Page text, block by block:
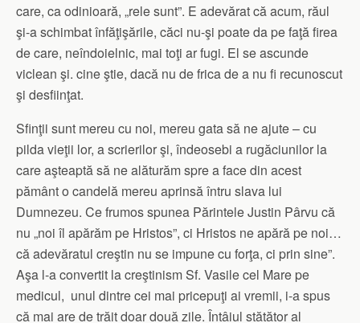
care, ca odinioară, „rele sunt”. E adevărat că acum, răul
şi-a schimbat înfăţişările, căci nu-şi poate da pe faţă firea
de care, neîndoielnic, mai toţi ar fugi. El se ascunde
viclean şi. cine ştie, dacă nu de frica de a nu fi recunoscut
şi desfiinţat.
Sfinţii sunt mereu cu noi, mereu gata să ne ajute – cu
pilda vieţii lor, a scrierilor şi, îndeosebi a rugăciunilor la
care aşteaptă să ne alăturăm spre a face din acest
pământ o candelă mereu aprinsă întru slava lui
Dumnezeu. Ce frumos spunea Părintele Justin Pârvu că
nu „noi îl apărăm pe Hristos”, ci Hristos ne apără pe noi…
că adevăratul creştin nu se impune cu forţa, ci prin sine”.
Aşa l-a convertit la creştinism Sf. Vasile cel Mare pe
medicul, unul dintre cei mai pricepuţi ai vremii, i-a spus
că mai are de trăit doar două zile. Întâiul stătător al